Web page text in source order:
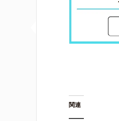
関連